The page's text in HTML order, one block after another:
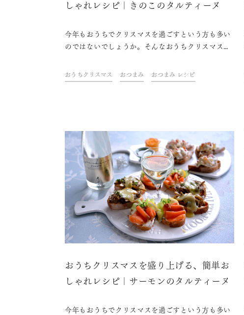
しゃれレシピ｜きのこのタルティーヌ
今年もおうちでクリスマスを過ごすという方も多い
のではないでしょうか。そんなおうちクリスマスを
ケーキにお酒。ドリンク&フードクリエイター・青
山金魚さんが考えた、テーブルを華やかに彩る、簡
ましょう！
おうちクリスマス おつまみ おつまみ レシピ
おうちクリスマスを盛り上げる、簡単お
しゃれレシピ｜サーモンのタルティーヌ
今年もおうちでクリスマスを過ごすという方も多い